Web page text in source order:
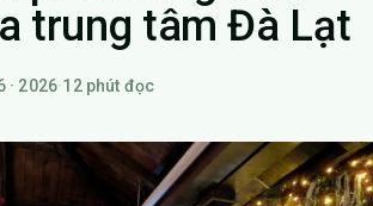
trung tâm Đà Lạt
· 2026·12 phút đọc